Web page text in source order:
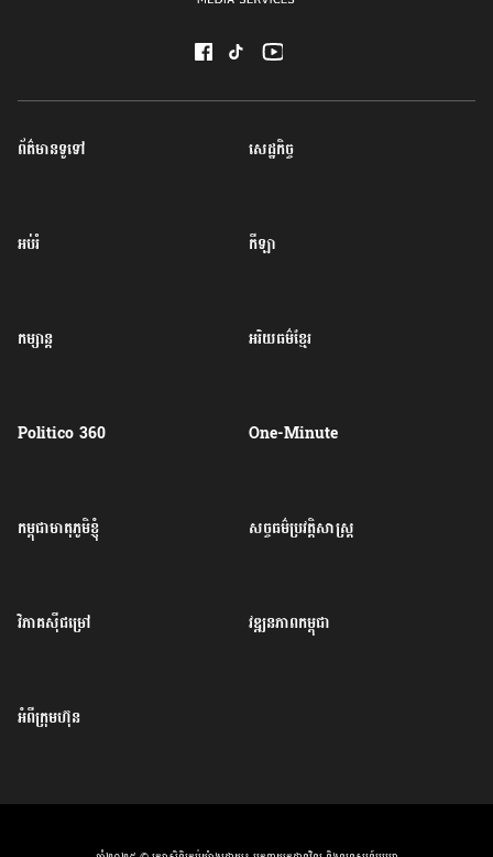
ព័ត៌មានទូទៅ សេដ្ឋកិច្ច
អប់រំ កីឡា
កម្សាន្ត អរិយធម៌ខ្មែរ
Politico 360 One-Minute
កម្ពុជាមាតុភូមិខ្ញុំ សច្ចធម៌ប្រវត្តិសាស្ត្រ
វិភាគសុីជម្រៅ វឌ្ឍនភាពកម្ពុជា
អំពីក្រុមហ៊ុន